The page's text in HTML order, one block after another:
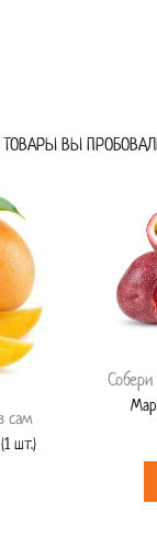
ВЫ
сам
шт.)